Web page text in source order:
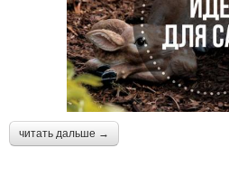
читать дальше →